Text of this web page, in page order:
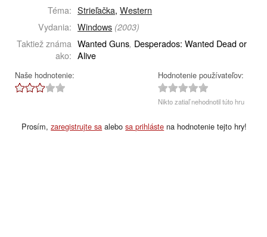
Téma: Strieľačka,Western
Vydania: Windows (2003)
Taktiež známa
ako:
Wanted Guns, Desperados: Wanted Dead or
Alive
Naše hodnotenie: Hodnotenie používateľov:
Nikto zatiaľ nehodnotil túto hru
Prosím,zaregistrujte sa alebosa prihláste na hodnotenie tejto hry!